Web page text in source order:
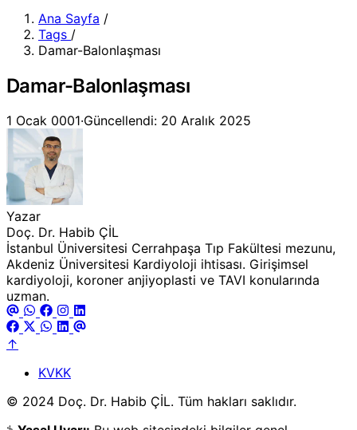
Ana Sayfa /
Tags /
Damar-Balonlaşması
Damar-Balonlaşması
1 Ocak 0001·Güncellendi: 20 Aralık 2025
Yazar
Doç. Dr. Habib ÇİL
İstanbul Üniversitesi Cerrahpaşa Tıp Fakültesi mezunu,
Akdeniz Üniversitesi Kardiyoloji ihtisası. Girişimsel
kardiyoloji, koroner anjiyoplasti ve TAVI konularında
uzman.
↑
KVKK
© 2024 Doç. Dr. Habib ÇİL. Tüm hakları saklıdır.